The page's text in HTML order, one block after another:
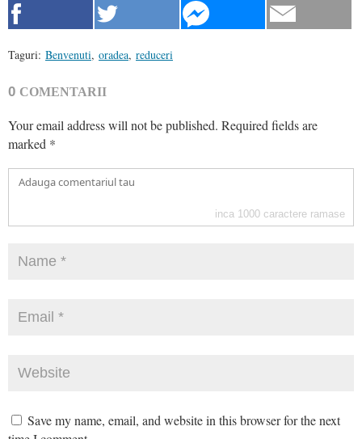
Taguri: Benvenuti, oradea, reduceri
0 COMENTARII
Your email address will not be published. Required fields are
marked *
inca 1000 caractere ramase
Save my name, email, and website in this browser for the next